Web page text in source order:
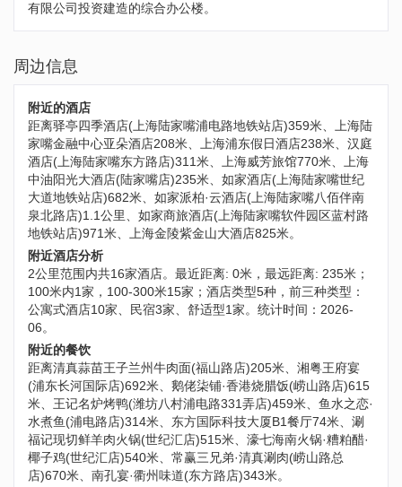
有限公司投资建造的综合办公楼。
周边信息
附近的酒店
距离驿亭四季酒店(上海陆家嘴浦电路地铁站店)359米、上海陆
家嘴金融中心亚朵酒店208米、上海浦东假日酒店238米、汉庭
酒店(上海陆家嘴东方路店)311米、上海威芳旅馆770米、上海
中油阳光大酒店(陆家嘴店)235米、如家酒店(上海陆家嘴世纪
大道地铁站店)682米、如家派柏·云酒店(上海陆家嘴八佰伴南
泉北路店)1.1公里、如家商旅酒店(上海陆家嘴软件园区蓝村路
地铁站店)971米、上海金陵紫金山大酒店825米。
附近酒店分析
2公里范围内共16家酒店。最近距离: 0米，最远距离: 235米；
100米内1家，100-300米15家；酒店类型5种，前三种类型：
公寓式酒店10家、民宿3家、舒适型1家。统计时间：2026-
06。
附近的餐饮
距离清真蒜苗王子兰州牛肉面(福山路店)205米、湘粤王府宴
(浦东长河国际店)692米、鹅佬柒铺·香港烧腊饭(崂山路店)615
米、王记名炉烤鸭(潍坊八村浦电路331弄店)459米、鱼水之恋·
水煮鱼(浦电路店)314米、东方国际科技大厦B1餐厅74米、涮
福记现切鲜羊肉火锅(世纪汇店)515米、濠七海南火锅·糟粕醋·
椰子鸡(世纪汇店)540米、常赢三兄弟·清真涮肉(崂山路总
店)670米、南孔宴·衢州味道(东方路店)343米。